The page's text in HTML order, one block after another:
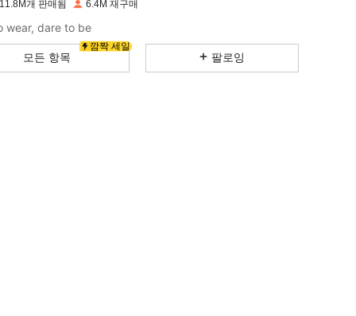
4.87 16K
4.87 16K
개 판매됨 6.4M 재구매
wear, dare to be
깜짝 세일
모든 항목 팔로잉